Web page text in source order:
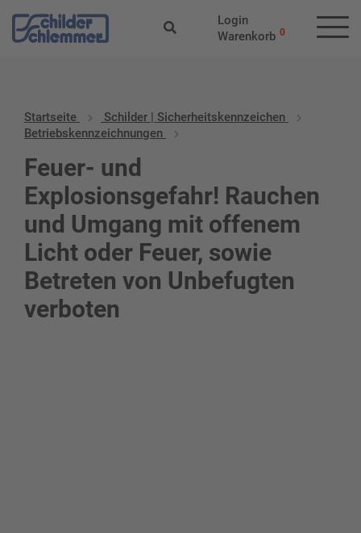
Login
Warenkorb 0
Startseite
Schilder | Sicherheitskennzeichen
Betriebskennzeichnungen
Feuer- und
Explosionsgefahr! Rauchen
und Umgang mit offenem
Licht oder Feuer, sowie
Betreten von Unbefugten
verboten